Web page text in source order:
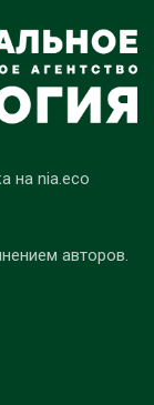
на nia.eco
авторов.